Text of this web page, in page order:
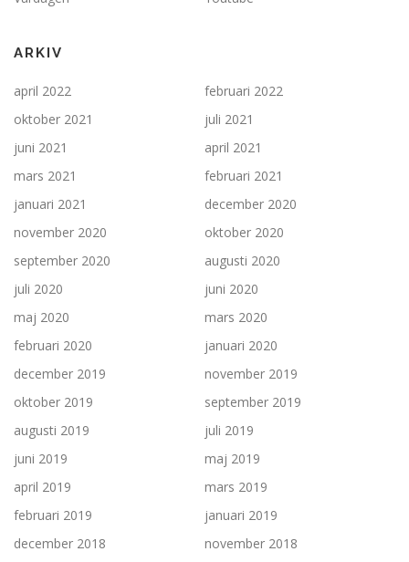
ARKIV
april 2022
februari 2022
oktober 2021
juli 2021
juni 2021
april 2021
mars 2021
februari 2021
januari 2021
december 2020
november 2020
oktober 2020
september 2020
augusti 2020
juli 2020
juni 2020
maj 2020
mars 2020
februari 2020
januari 2020
december 2019
november 2019
oktober 2019
september 2019
augusti 2019
juli 2019
juni 2019
maj 2019
april 2019
mars 2019
februari 2019
januari 2019
december 2018
november 2018